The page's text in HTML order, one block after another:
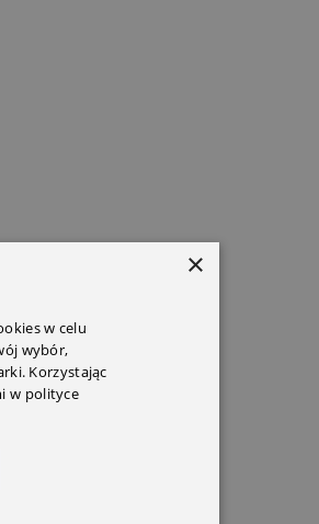
×
w celu
wybór,
Korzystając
w polityce